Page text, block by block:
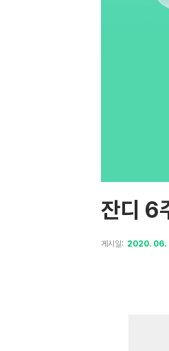
잔디 6
게시일: 2020. 06.